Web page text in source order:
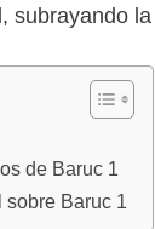
subrayando
de Baruc 1
Baruc 1